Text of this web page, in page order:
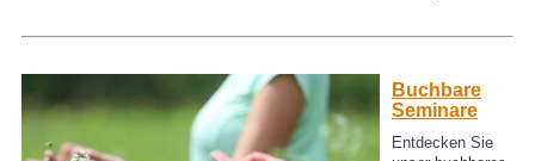
Buchbare
Seminare
Entdecken Sie